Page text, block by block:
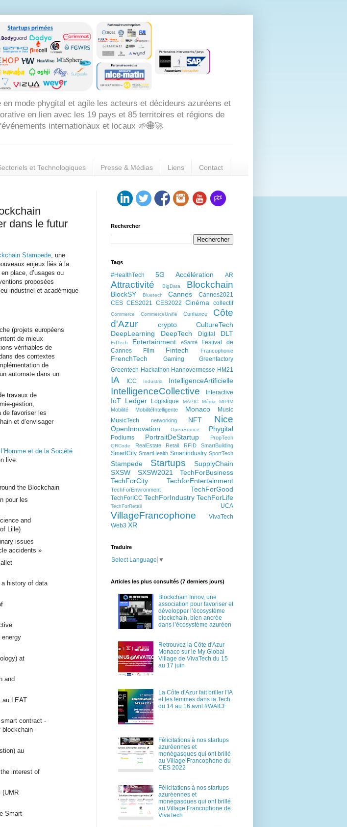
mode phygital et agile les acteurs et décideurs azuréens et
en lien avec les 19 pays et 85 territoires et régions de
internationaux et locaux 🌱🌐🚀
et Technologiques Presse & Médias Liens Contact
dans le futur
Stampede , une
enjeux liés à la
place, d’usages ou
proposées
industriel et académique
(projets européens
de mieux
vérifiables de
des contextes
de
automate dans un
travaux de
gestion,
de favoriser les
et d’envisager
et de la Société
live.
the Blockchain
pour les
and
Lille)
issues
accidents »
history of data
energy
at
and
au LEAT
contract -
blockchain-
au
interest of
(UMR
Smart
Rechercher
Tags
#HealthTech 5G Accélération AR
Attractivité BigData Blockchain
BlockSY Bluetech Cannes
Cannes2021
CES CES2021 CES2022 Cinéma collectif
Commerce CommerceUnifié Confiance
Côte
d'Azur
crypto
CultureTech
DeepLearning
DeepTech Digital DLT
EdTech Entertainment eSanté
Festival de
Cannes
Film Fintech Francophonie
FrenchTech Gaming
Greenfactory
Greentech Hackathon Hannovermesse HM21
IA ICC Industria IntelligenceArtificielle
IntelligenceCollective Interactive
IoT Ledger Logistique MAPIC Média MIPIM
Mobilité MobilitéIntelligente Monaco
Music
MusicTech
networking NFT Nice
OpenInnovation OpenSource Phygital
Podiums PortraitDeStartup PropTech
QRCode RealEstate Retail RFID SmartBuilding
SmartCity SmartHealth Smartindustry SportTech
Stampede Startups
SupplyChain
SXSW
SXSW2021
TechForBusiness
TechForCity
TechforEntertainment
TechForEnvironment TechForGood
TechForICC TechForIndustry TechForLife
TechForRetail UCA
VillageFrancophone
VivaTech
Web3 XR
Traduire
Select Language ▼
Articles les plus consultés (7 derniers jours)
Blockchain Innov, une
association pour favoriser et
développer l’écosystème
blockchain, bien ancrée
dans l’écosystème azuréen
Retrouvez la Côte d'Azur
Monaco sur le My Global
Village de VivaTech du 15
au 17 juin
La Côte d'Azur fait briller l'IA
et les femmes dans la Tech
du 14 au 16 avril #WAICF
Félicitations à nos startups
azuréennes et
monégasques qui ont brillé
au Village Francophone du
CES 2022
Félicitations à nos startups
azuréennes et
monégasques qui ont brillé
au Village Francophone de
VivaTech